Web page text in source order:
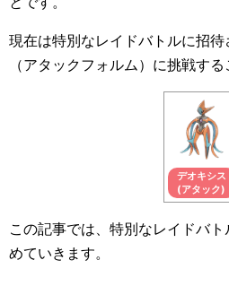
現在は特別なレイドバトルに招
（アタックフォルム）に挑戦する
デオキシス
(アタック)
この記事では、特別なレイドバ
めていきます。